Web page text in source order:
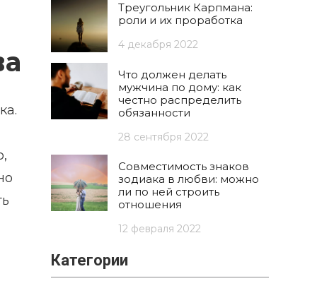
Треугольник Карпмана:
роли и их проработка
4 декабря 2022
Что должен делать
мужчина по дому: как
честно распределить
обязанности
28 сентября 2022
Совместимость знаков
зодиака в любви: можно
ли по ней строить
отношения
12 февраля 2022
Категории